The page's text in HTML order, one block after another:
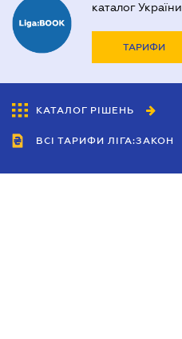
каталог України
ТАРИФИ
КАТАЛОГ РІШЕНЬ
ВСІ ТАРИФИ ЛІГА:ЗАКОН